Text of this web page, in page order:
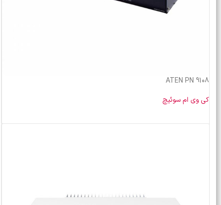
ATEN PN 9108
کی وی ام سوئیچ